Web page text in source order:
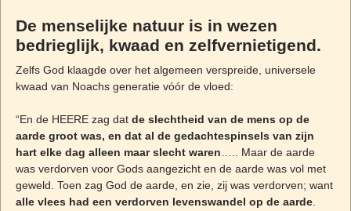
De menselijke natuur is in wezen
bedrieglijk, kwaad en zelfvernietigend.
Zelfs God klaagde over het algemeen verspreide, universele
kwaad van Noachs generatie vóór de vloed:
“En de HEERE zag dat de slechtheid van de mens op de
aarde groot was, en dat al de gedachtespinsels van zijn
hart elke dag alleen maar slecht waren….. Maar de aarde
was verdorven voor Gods aangezicht en de aarde was vol met
geweld. Toen zag God de aarde, en zie, zij was verdorven; want
alle vlees had een verdorven levenswandel op de aarde.